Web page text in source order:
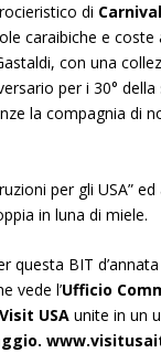
di Carnival
caraibiche e coste
con una
per i 30°
la compagnia di
per gli USA”
in luna di miele.
questa BIT
vede l’Ufficio
USA unite in un